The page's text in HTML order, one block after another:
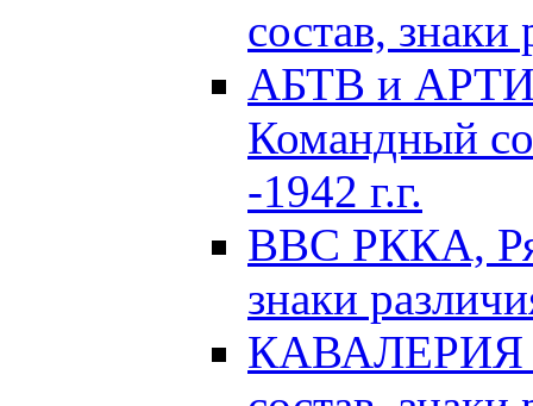
состав, знаки
АБТВ и
Командный
-1942 г.г.
ВВС РККА,
знаки
КАВАЛЕРИЯ